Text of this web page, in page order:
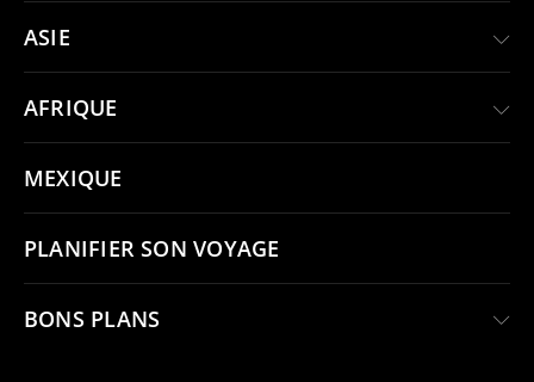
ASIE
AFRIQUE
MEXIQUE
PLANIFIER SON VOYAGE
BONS PLANS